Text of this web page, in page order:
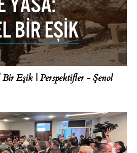
Bir Eşik | Perspektifler - Şenol